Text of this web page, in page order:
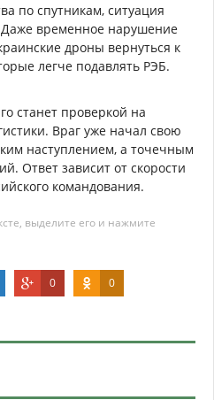
по спутникам, ситуация
временное нарушение
дроны вернуться к
легче подавлять РЭБ.
станет проверкой на
Враг уже начал свою
наступлением, а точечным
Ответ зависит от скорости
командования.
выделите его и нажмите
0 0